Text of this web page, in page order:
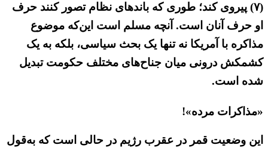
(۷) پیروی کند؛ طوری که باندهای نظام تصور کنند حرف
او حرف آنان است. آنچه مسلم است این‌که موضوع
مذاکره با آمریکا نه تنها یک بحث سیاسی، بلکه به یک
کشمکش درونی میان جناح‌های مختلف حکومت تبدیل
شده است.
«مذاکرات مرده»!
این وضعیت قمر در عقرب رژیم در حالی است که به‌قول